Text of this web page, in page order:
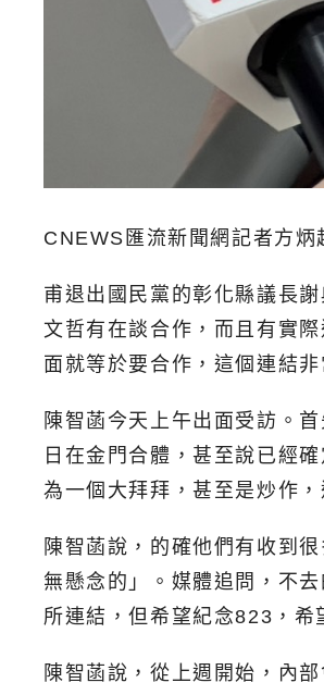
CNEWS匯流新聞網記者方炳
甫退出國民黨的彰化縣議長
文哲有在談合作，而且有實
面就等於要合作，這個連結非
陳智菡今天上午出面受訪。
日在金門合體，甚至說已經
為一個大拜拜，甚至是炒作，
陳智菡說，的確他們有收到
無懸念的」。媒體追問，不
所連結，但希望紀念823，希
陳智菡說，從上週開始，內